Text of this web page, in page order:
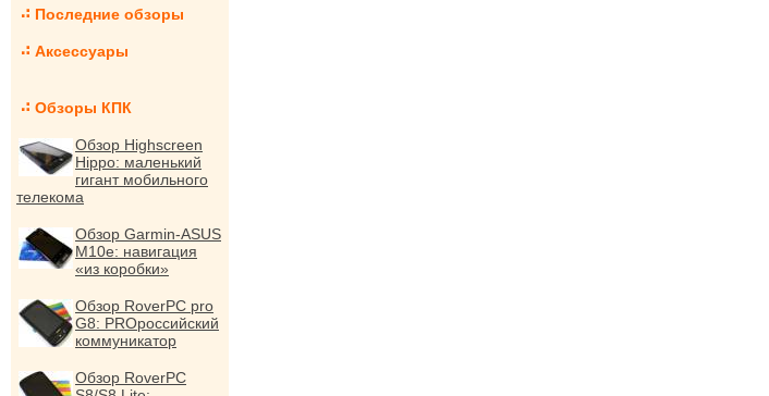
Последние обзоры
Аксессуары
Обзоры КПК
Обзор Highscreen
Hippo: маленький
гигант мобильного
телекома
Обзор Garmin-ASUS
M10e: навигация
«из коробки»
Обзор RoverPC pro
G8: PROроссийский
коммуникатор
Обзор RoverPC